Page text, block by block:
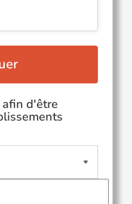
d'être